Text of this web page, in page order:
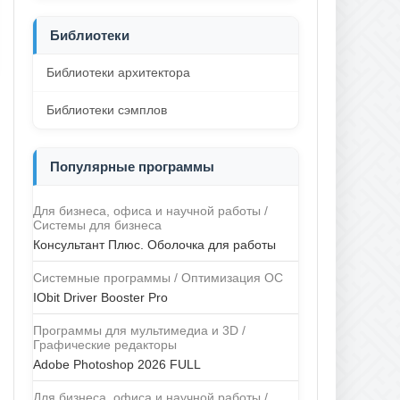
Библиотеки
Библиотеки архитектора
Библиотеки сэмплов
Популярные программы
Для бизнеса, офиса и научной работы /
Системы для бизнеса
Консультант Плюс. Оболочка для работы
Системные программы / Оптимизация ОС
IObit Driver Booster Pro
Программы для мультимедиа и 3D /
Графические редакторы
Adobe Photoshop 2026 FULL